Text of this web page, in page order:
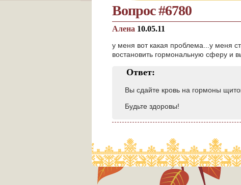
Вопрос #6780
Алена 10.05.11
у меня вот какая проблема...у меня
востановить гормональную сферу и
Ответ:
Вы сдайте кровь на гормоны
Будьте здоровы!